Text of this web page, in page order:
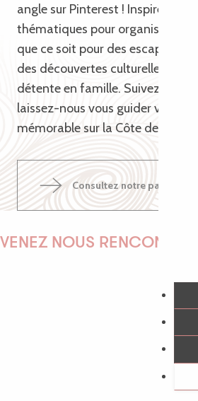
angle sur Pinterest ! Inspirez-
thématiques pour organiser
que ce soit pour des escapades
des découvertes culturelles ou
détente en famille. Suivez-nous
laissez-nous vous guider vers
mémorable sur la Côte de Granit
Consultez notre page
VENEZ NOUS RENCONTRER